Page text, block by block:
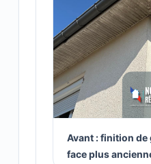
Avant : finition
face plus